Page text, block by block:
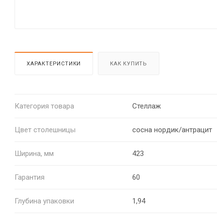
ХАРАКТЕРИСТИКИ КАК КУПИТЬ
Категория товара Стеллаж
Цвет столешницы сосна нордик/антрацит
Ширина, мм 423
Гарантия 60
Глубина упаковки 1,94